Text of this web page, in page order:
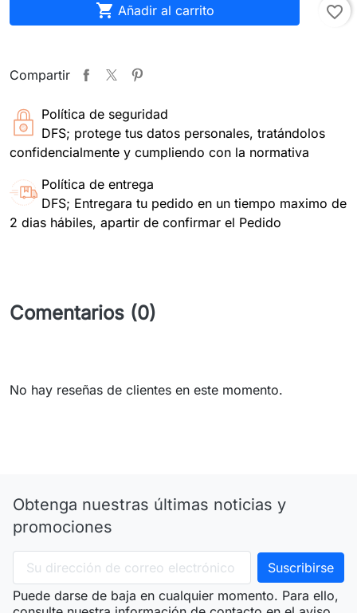
 Añadir al carrito favorite_border
Compartir
Política de seguridad
DFS; protege tus datos personales, tratándolos
confidencialmente y cumpliendo con la normativa
Política de entrega
DFS; Entregara tu pedido en un tiempo maximo de
2 dias hábiles, apartir de confirmar el Pedido
Comentarios (0)
No hay reseñas de clientes en este momento.
Obtenga nuestras últimas noticias y
promociones
Puede darse de baja en cualquier momento. Para ello,